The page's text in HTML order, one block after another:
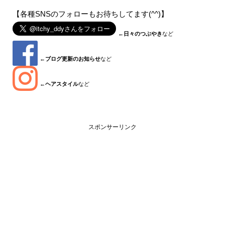
【各種SNSのフォローもお待ちしてます(^^)】
← 日々のつぶやきなど
← ブログ更新のお知らせなど
←ヘアスタイルなど
スポンサーリンク